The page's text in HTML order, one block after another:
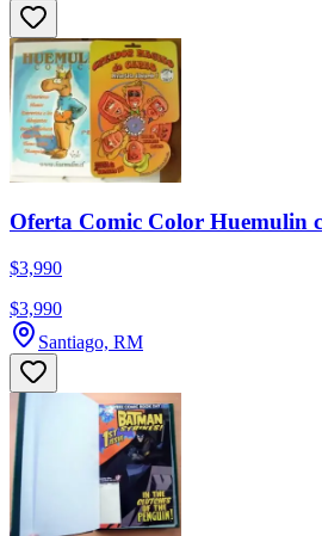
Oferta Comic Color Huemulin
$3,990
$3,990
Santiago, RM